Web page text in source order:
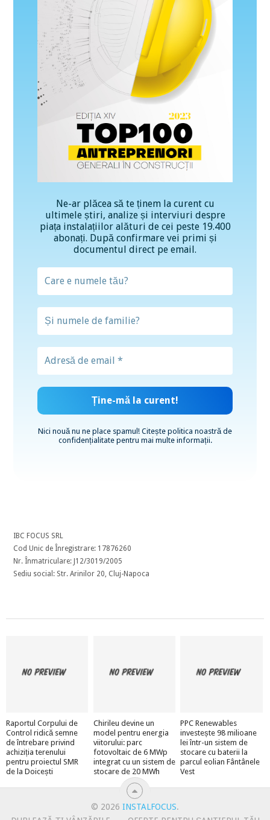
Ne-ar plăcea să te ținem la curent cu
ultimele știri, analize și interviuri despre
piața instalațiilor alături de cei peste 19.400
abonați. După confirmare vei primi și
documentul direct pe email.
Nici nouă nu ne place spamul! Citește politica noastră de
confidențialitatepentru mai multe informații.
IBC FOCUS SRL
Cod Unic de Înregistrare: 17876260
Nr. Înmatriculare: J12/3019/2005
Sediu social: Str. Arinilor 20, Cluj-Napoca
Raportul Corpului de
Control ridică semne
de întrebare privind
achiziția terenului
pentru proiectul SMR
de la Doicești
Chirileu devine un
model pentru energia
viitorului: parc
fotovoltaic de 6 MWp
integrat cu un sistem de
stocare de 20 MWh
PPC Renewables
investește 98 milioane
lei într-un sistem de
stocare cu baterii la
parcul eolian Fântânele
Vest
© 2026 INSTALFOCUS.